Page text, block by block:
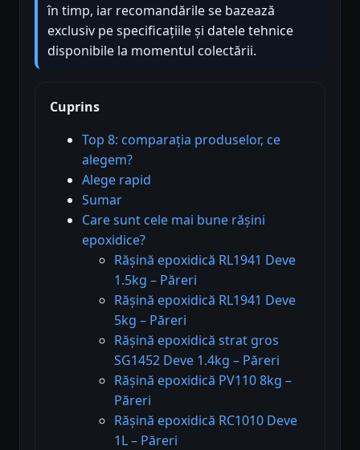
în timp, iar recomandările se bazează
exclusiv pe specificațiile și datele tehnice
disponibile la momentul colectării.
Cuprins
Top 8: comparația produselor, ce
alegem?
Alege rapid
Sumar
Care sunt cele mai bune rășini
epoxidice?
Rășină epoxidică RL1941 Deve
1.5kg – Păreri
Rășină epoxidică RL1941 Deve
5kg – Păreri
Rășină epoxidică strat gros
SG1452 Deve 1.4kg – Păreri
Rășină epoxidică PV110 8kg –
Păreri
Rășină epoxidică RC1010 Deve
1L – Păreri